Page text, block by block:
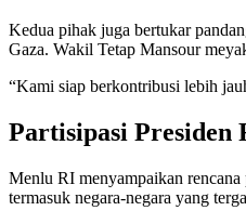
Kedua pihak juga bertukar
Gaza. Wakil Tetap Mansour
“Kami siap berkontribusi lebih
Partisipasi Presiden
Menlu RI menyampaikan
termasuk negara-negara yang